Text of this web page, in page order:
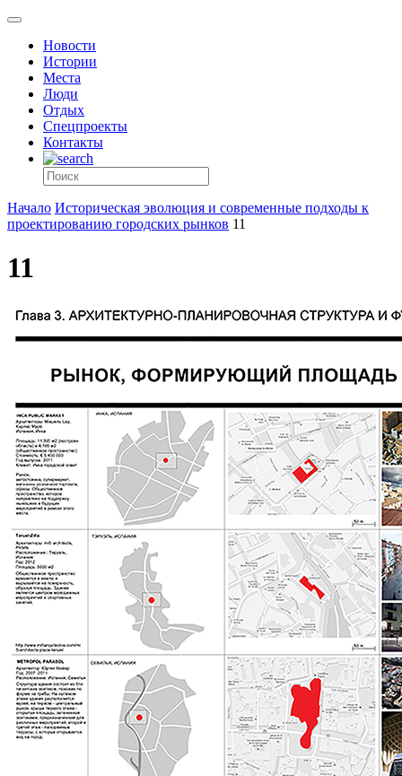
Новости
Истории
Места
Люди
Отдых
Спецпроекты
Контакты
Начало Историческая эволюция и современные подходы к
проектированию городских рынков 11
11